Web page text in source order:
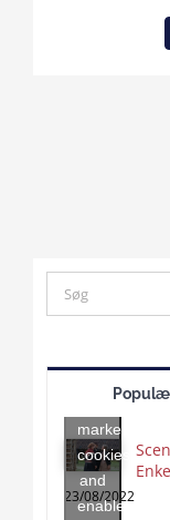
Search
for:
accept
marketing
cookies
and
enable
23/08/2022
Click
to